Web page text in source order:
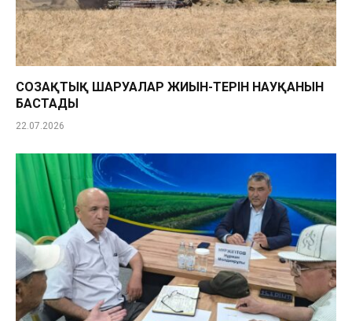
СОЗАҚТЫҚ ШАРУАЛАР ЖИЫН-ТЕРІН НАУҚАНЫН
БАСТАДЫ
22.07.2026